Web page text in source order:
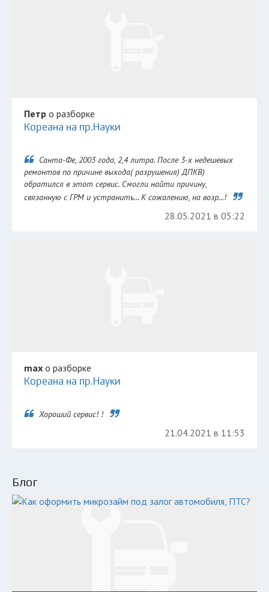
Петр о разборке
Кореана на пр.Науки
Санта-Фе, 2003 года, 2,4 литра. После 3-х недешевых
ремонтов по причине выхода( разрушения) ДПКВ)
обратился в этот сервис. Смогли найти причину,
связанную с ГРМ и устранить... К сожалению, на возр...!
28.05.2021 в 05:22
max о разборке
Кореана на пр.Науки
Хороший сервис! !
21.04.2021 в 11:53
Блог